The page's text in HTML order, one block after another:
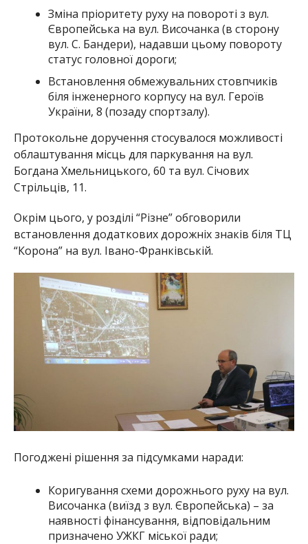
Зміна пріоритету руху на повороті з вул.
Європейська на вул. Височанка (в сторону
вул. С. Бандери), надавши цьому повороту
статус головної дороги;
Встановлення обмежувальних стовпчиків
біля інженерного корпусу на вул. Героїв
України, 8 (позаду спортзалу).
Протокольне доручення стосувалося можливості
облаштування місць для паркування на вул.
Богдана Хмельницького, 60 та вул. Січових
Стрільців, 11.
Окрім цього, у розділі “Різне” обговорили
встановлення додаткових дорожніх знаків біля ТЦ
“Корона” на вул. Івано-Франківській.
Погоджені рішення за підсумками наради:
Коригування схеми дорожнього руху на вул.
Височанка (виїзд з вул. Європейська) – за
наявності фінансування, відповідальним
призначено УЖКГ міської ради;